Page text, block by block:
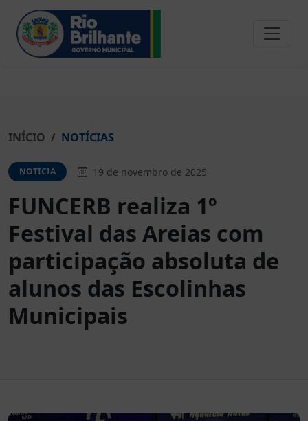
INÍCIO NOTÍCIAS
NOTICIA 19 de novembro de 2025
FUNCERB realiza 1º
Festival das Areias com
participação absoluta de
alunos das Escolinhas
Municipais